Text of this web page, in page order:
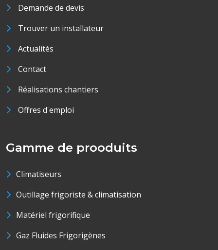
Demande de devis
Trouver un installateur
Actualités
Contact
Réalisations chantiers
Offres d'emploi
Gamme de prooduits
Climatiseurs
Outillage frigoriste & climatisation
Matériel frigorifique
Gaz Fluides Frigorigènes